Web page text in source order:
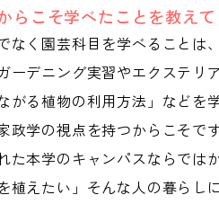
らこそ学べたことを教えて
なく園芸科目を学べることは
ーデニング実習やエクステリ
がる植物の利用方法」など
政学の視点を持つからこそで
た本学のキャンパスならでは
植えたい」そんな人の暮らし